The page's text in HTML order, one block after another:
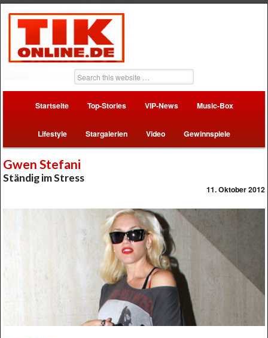
Startseite Top-Stories VIP-News Music-Box
Lifestyle Stargalerien Video Gewinnspiele
Gwen Stefani
Ständig im Stress
11. Oktober 2012